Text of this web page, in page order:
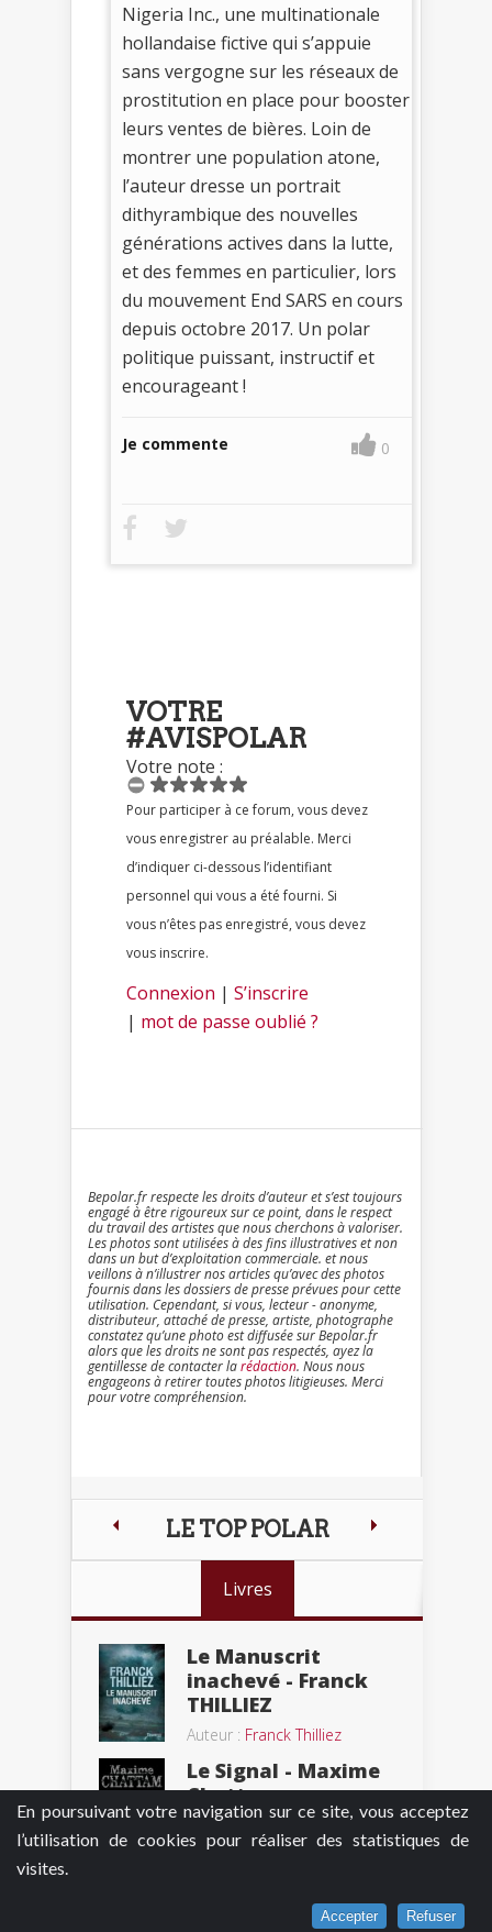
En poursuivant votre navigation sur ce site, vous acceptez
l’utilisation de cookies pour réaliser des statistiques de
visites.
Accepter Refuser
Nigeria Inc., une multinationale
hollandaise fictive qui s’appuie
sans vergogne sur les réseaux de
prostitution en place pour booster
leurs ventes de bières. Loin de
montrer une population atone,
l’auteur dresse un portrait
dithyrambique des nouvelles
générations actives dans la lutte,
et des femmes en particulier, lors
du mouvement End SARS en cours
depuis octobre 2017. Un polar
politique puissant, instructif et
encourageant !
Je commente 0
VOTRE
#AVISPOLAR
Votre note :
Pour participer à ce forum, vous devez
vous enregistrer au préalable. Merci
d’indiquer ci-dessous l’identifiant
personnel qui vous a été fourni. Si
vous n’êtes pas enregistré, vous devez
vous inscrire.
Connexion | S’inscrire
| mot de passe oublié ?
Bepolar.fr respecte les droits d’auteur et s’est toujours
engagé à être rigoureux sur ce point, dans le respect
du travail des artistes que nous cherchons à valoriser.
Les photos sont utilisées à des fins illustratives et non
dans un but d’exploitation commerciale. et nous
veillons à n’illustrer nos articles qu’avec des photos
fournis dans les dossiers de presse prévues pour cette
utilisation. Cependant, si vous, lecteur - anonyme,
distributeur, attaché de presse, artiste, photographe
constatez qu’une photo est diffusée sur Bepolar.fr
alors que les droits ne sont pas respectés, ayez la
gentillesse de contacter larédaction. Nous nous
engageons à retirer toutes photos litigieuses. Merci
pour votre compréhension.
LE TOP POLAR
Livres
Le Manuscrit
inachevé - Franck
THILLIEZ
Auteur : Franck Thilliez
Le Signal - Maxime
Chattam
Auteur :Maxime Chattam